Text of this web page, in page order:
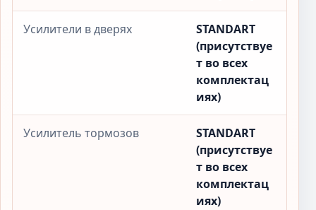
Усилители в дверях
STANDART
(присутствуе
т во всех
комплектац
иях)
Усилитель тормозов
STANDART
(присутствуе
т во всех
комплектац
иях)